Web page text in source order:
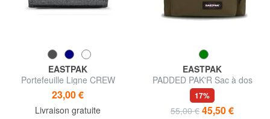
EASTPAK
Portefeuille Ligne CREW
23,00 €
Livraison gratuite
EASTPAK
PADDED PAK'R Sac à dos
PADDED PAK'R pour PC 13 "
17%
55,00 € 45,50 €